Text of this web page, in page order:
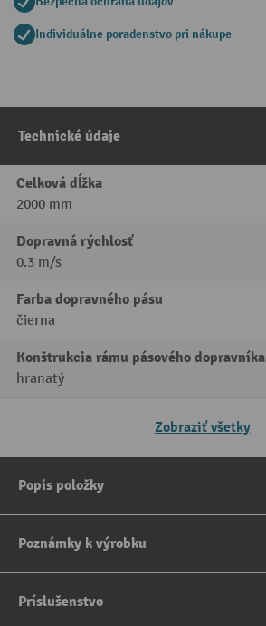
Individuálne poradenstvo pri nákupe
Technické údaje
Celková dĺžka
2000 mm
Dopravná rýchlosť
0.3 m/s
Farba dopravného pásu
čierna
Konštrukcia rámu pásového dopravníka
hranatý
Zobraziť všetky
Popis položky
Poznámky k výrobku
Príslušenstvo